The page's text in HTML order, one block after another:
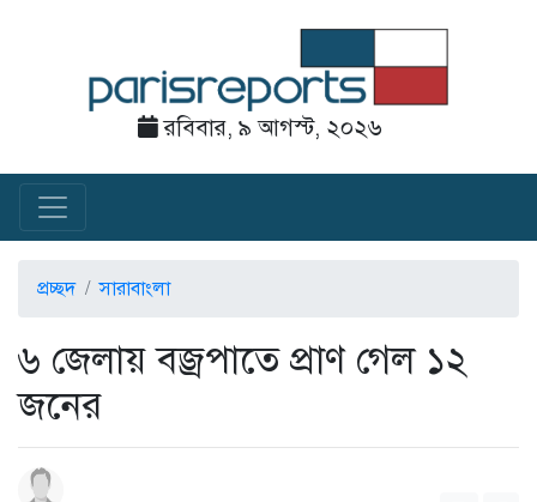
রবিবার, ৯ আগস্ট, ২০২৬
প্রচ্ছদ সারাবাংলা
৬ জেলায় বজ্রপাতে প্রাণ গেল ১২
জনের